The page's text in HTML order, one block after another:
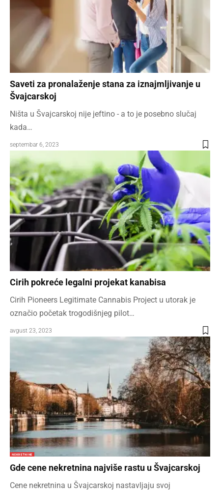
Saveti za pronalaženje stana za iznajmljivanje u
Švajcarskoj
Ništa u Švajcarskoj nije jeftino - a to je posebno slučaj
kada…
septembar 6, 2023
Cirih pokreće legalni projekat kanabisa
Cirih Pioneers Legitimate Cannabis Project u utorak je
označio početak trogodišnjeg pilot…
avgust 23, 2023
NEKRETNINE
Gde cene nekretnina najviše rastu u Švajcarskoj
Cene nekretnina u Švajcarskoj nastavljaju svoj